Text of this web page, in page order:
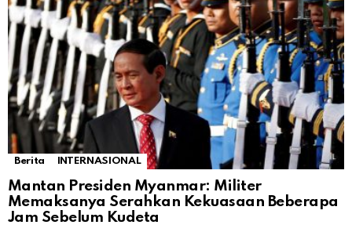
Berita INTERNASIONAL
Mantan Presiden Myanmar: Militer
Memaksanya Serahkan Kekuasaan Beberapa
Jam Sebelum Kudeta